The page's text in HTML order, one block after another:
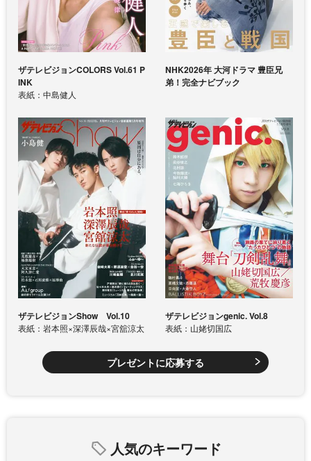
ザテレビジョンCOLORS Vol.61 P
INK
表紙：中島健人
NHK2026年 大河ドラマ 豊臣兄
弟！完全ナビブック
ザテレビジョンShow Vol.10
表紙：岩本照×深澤辰哉×宮舘涼太
ザテレビジョンgenic. Vol.8
表紙：山姥切国広
プレゼントに応募する
人気のキーワード